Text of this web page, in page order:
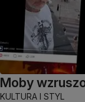
Moby
KULTURA I STYL